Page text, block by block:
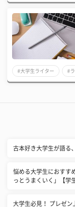
#大学生ライター #
古本好き大学生が語る
悩める大学生におすす
っとうまくいく」【学
大学生必見！ プレゼン